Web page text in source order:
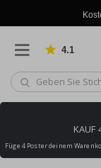
4.1
KAUF
Füge 4 Poster deinem